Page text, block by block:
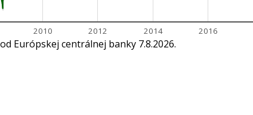
2010 2012 2014 2016
Európskej centrálnej banky 7.8.2026.